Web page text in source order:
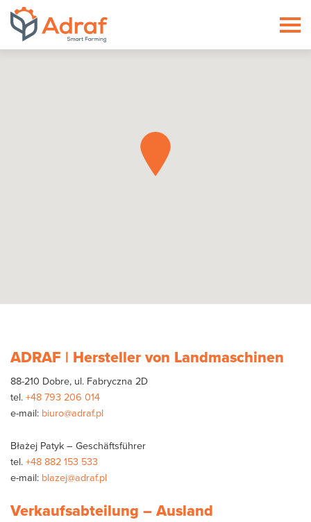
ADRAF | Hersteller von Landmaschinen
88-210 Dobre, ul. Fabryczna 2D
tel.+48 793 206 014
e-mail: biuro@adraf.pl
Błażej Patyk – Geschäftsführer
tel.+48 882 153 533
e-mail: blazej@adraf.pl
Verkaufsabteilung – Ausland
ADRAF // Producent maszyn